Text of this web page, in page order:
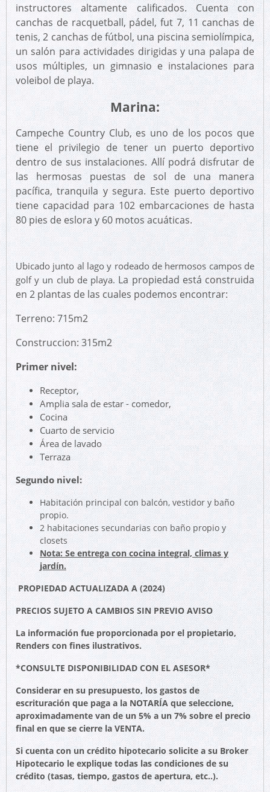
instructores altamente calificados. Cuenta con
canchas de racquetball, pádel, fut 7, 11 canchas de
tenis, 2 canchas de fútbol, ​​una piscina semiolímpica,
un salón para actividades dirigidas y una palapa de
usos múltiples, un gimnasio e instalaciones para
voleibol de playa.
Marina:
Campeche Country Club, es uno de los pocos que
tiene el privilegio de tener un puerto deportivo
dentro de sus instalaciones. Allí podrá disfrutar de
las hermosas puestas de sol de una manera
pacífica, tranquila y segura. Este puerto deportivo
tiene capacidad para 102 embarcaciones de hasta
80 pies de eslora y 60 motos acuáticas.
Ubicado junto al lago y rodeado de hermosos campos de
golf y un club de playa. La propiedad está construida
en 2 plantas de las cuales podemos encontrar:
Terreno: 715m2
Construccion: 315m2
Primer nivel:
Receptor,
Amplia sala de estar - comedor,
Cocina
Cuarto de servicio
Área de lavado
Terraza
Segundo nivel:
Habitación principal con balcón, vestidor y baño
propio.
2 habitaciones secundarias con baño propio y
closets
Nota: Se entrega con cocina integral, climas y
jardín.
PROPIEDAD ACTUALIZADA A (2024)
PRECIOS SUJETO A CAMBIOS SIN PREVIO AVISO
La información fue proporcionada por el propietario,
Renders con fines ilustrativos.
*CONSULTE DISPONIBILIDAD CON EL ASESOR*
Considerar en su presupuesto, los gastos de
escrituración que paga a la NOTARÍA que seleccione,
aproximadamente van de un 5% a un 7% sobre el precio
final en que se cierre la VENTA.
Si cuenta con un crédito hipotecario solicite a su Broker
Hipotecario le explique todas las condiciones de su
crédito (tasas, tiempo, gastos de apertura, etc..).